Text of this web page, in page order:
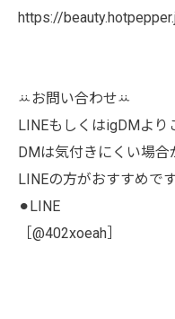
https://
ꕁお問い合わせꕁ
LINEもしくはigDMより
DMは気付きにくい場
LINEの方がおすすめです
⚫︎LINE
［@402xoeah］